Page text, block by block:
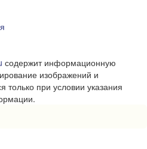
содержит информационную
изображений и
только при условии указания